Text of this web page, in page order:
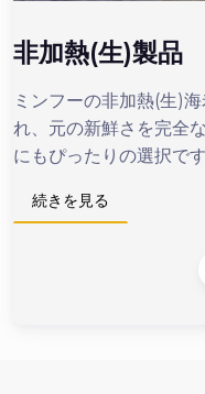
非加熱(生)製品
ミンフーの非加熱(生)
れ、元の新鮮さを完全
にもぴったりの選択です
続きを見る